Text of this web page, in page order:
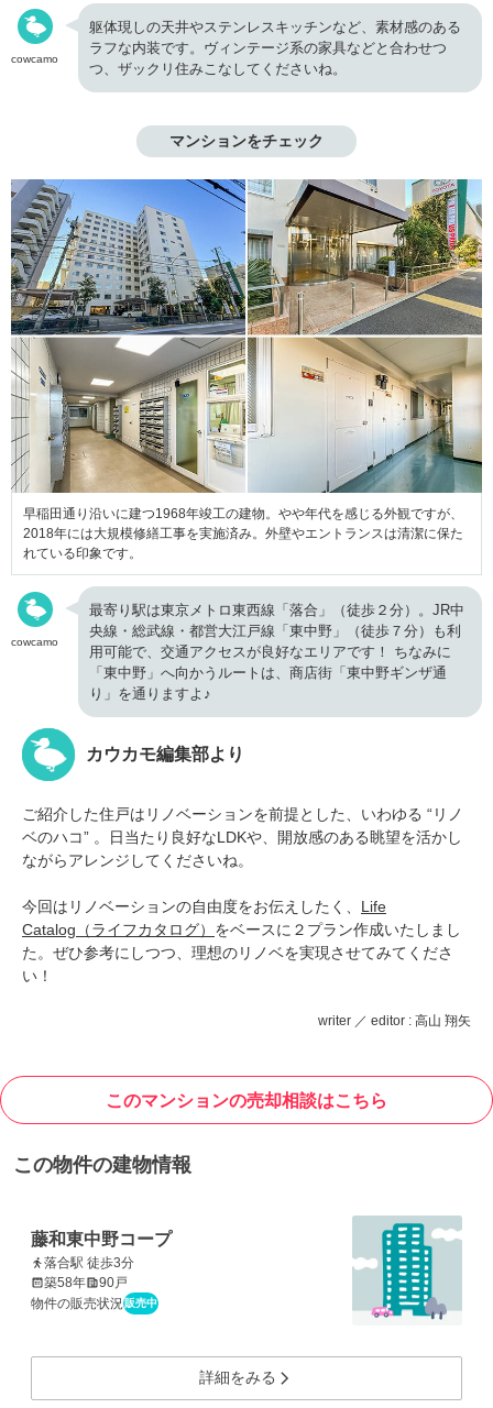
cowcamo
躯体現しの天井やステンレスキッチンなど、素材感のある
ラフな内装です。ヴィンテージ系の家具などと合わせつ
つ、ザックリ住みこなしてくださいね。
マンションをチェック
早稲田通り沿いに建つ1968年竣工の建物。やや年代を感じる外観ですが、
2018年には大規模修繕工事を実施済み。外壁やエントランスは清潔に保た
れている印象です。
cowcamo
最寄り駅は東京メトロ東西線「落合」（徒歩２分）。JR中
央線・総武線・都営大江戸線「東中野」（徒歩７分）も利
用可能で、交通アクセスが良好なエリアです！ ちなみに
「東中野」へ向かうルートは、商店街「東中野ギンザ通
り」を通りますよ♪
カウカモ編集部より
ご紹介した住戸はリノベーションを前提とした、いわゆる “リノ
ベのハコ” 。日当たり良好なLDKや、開放感のある眺望を活かし
ながらアレンジしてくださいね。
今回はリノベーションの自由度をお伝えしたく、 Life
Catalog（ライフカタログ） をベースに２プラン作成いたしまし
た。ぜひ参考にしつつ、理想のリノベを実現させてみてくださ
い！
writer ／ editor : 高山 翔矢
このマンションの売却相談はこちら
この物件の建物情報
藤和東中野コープ
落合駅 徒歩3分
築58年
90戸
物件の販売状況販売中
詳細をみる